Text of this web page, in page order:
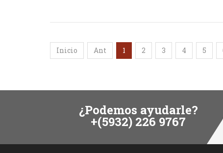
Inicio Ant 1 2 3 4 5
¿Podemos ayudarle?
+(5932) 226 9767